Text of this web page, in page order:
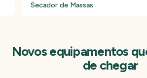
Secador de Massas
Novos equipamentos
de chegar